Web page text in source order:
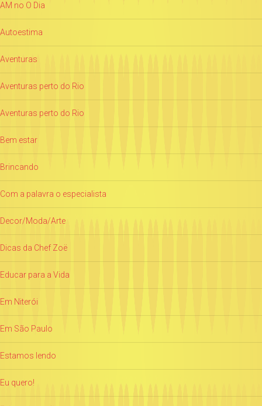
AM no O Dia
Autoestima
Aventuras
Aventuras perto do Rio
Aventuras perto do Rio
Bem estar
Brincando
Com a palavra o especialista
Decor/Moda/Arte
Dicas da Chef Zoë
Educar para a Vida
Em Niterói
Em São Paulo
Estamos lendo
Eu quero!